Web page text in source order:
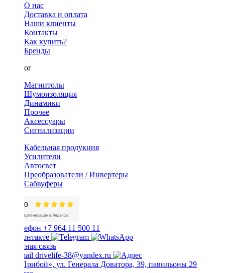
О нас
Доставка и оплата
Наши клиенты
Контакты
Как купить?
Бренды
Каталог
Магнитолы
Шумоизоляция
Динамики
Прочее
Аксессуары
Сигнализации
Кабельная продукция
Усилители
Автосвет
Преобразователи / Инвертеры
Сабвуферы
+7 964 11 500 11
Обратная связь
drivelife-38@yandex.ru
ТЦ «Прибой», ул. Генерала Доватора, 39, павильоны 29